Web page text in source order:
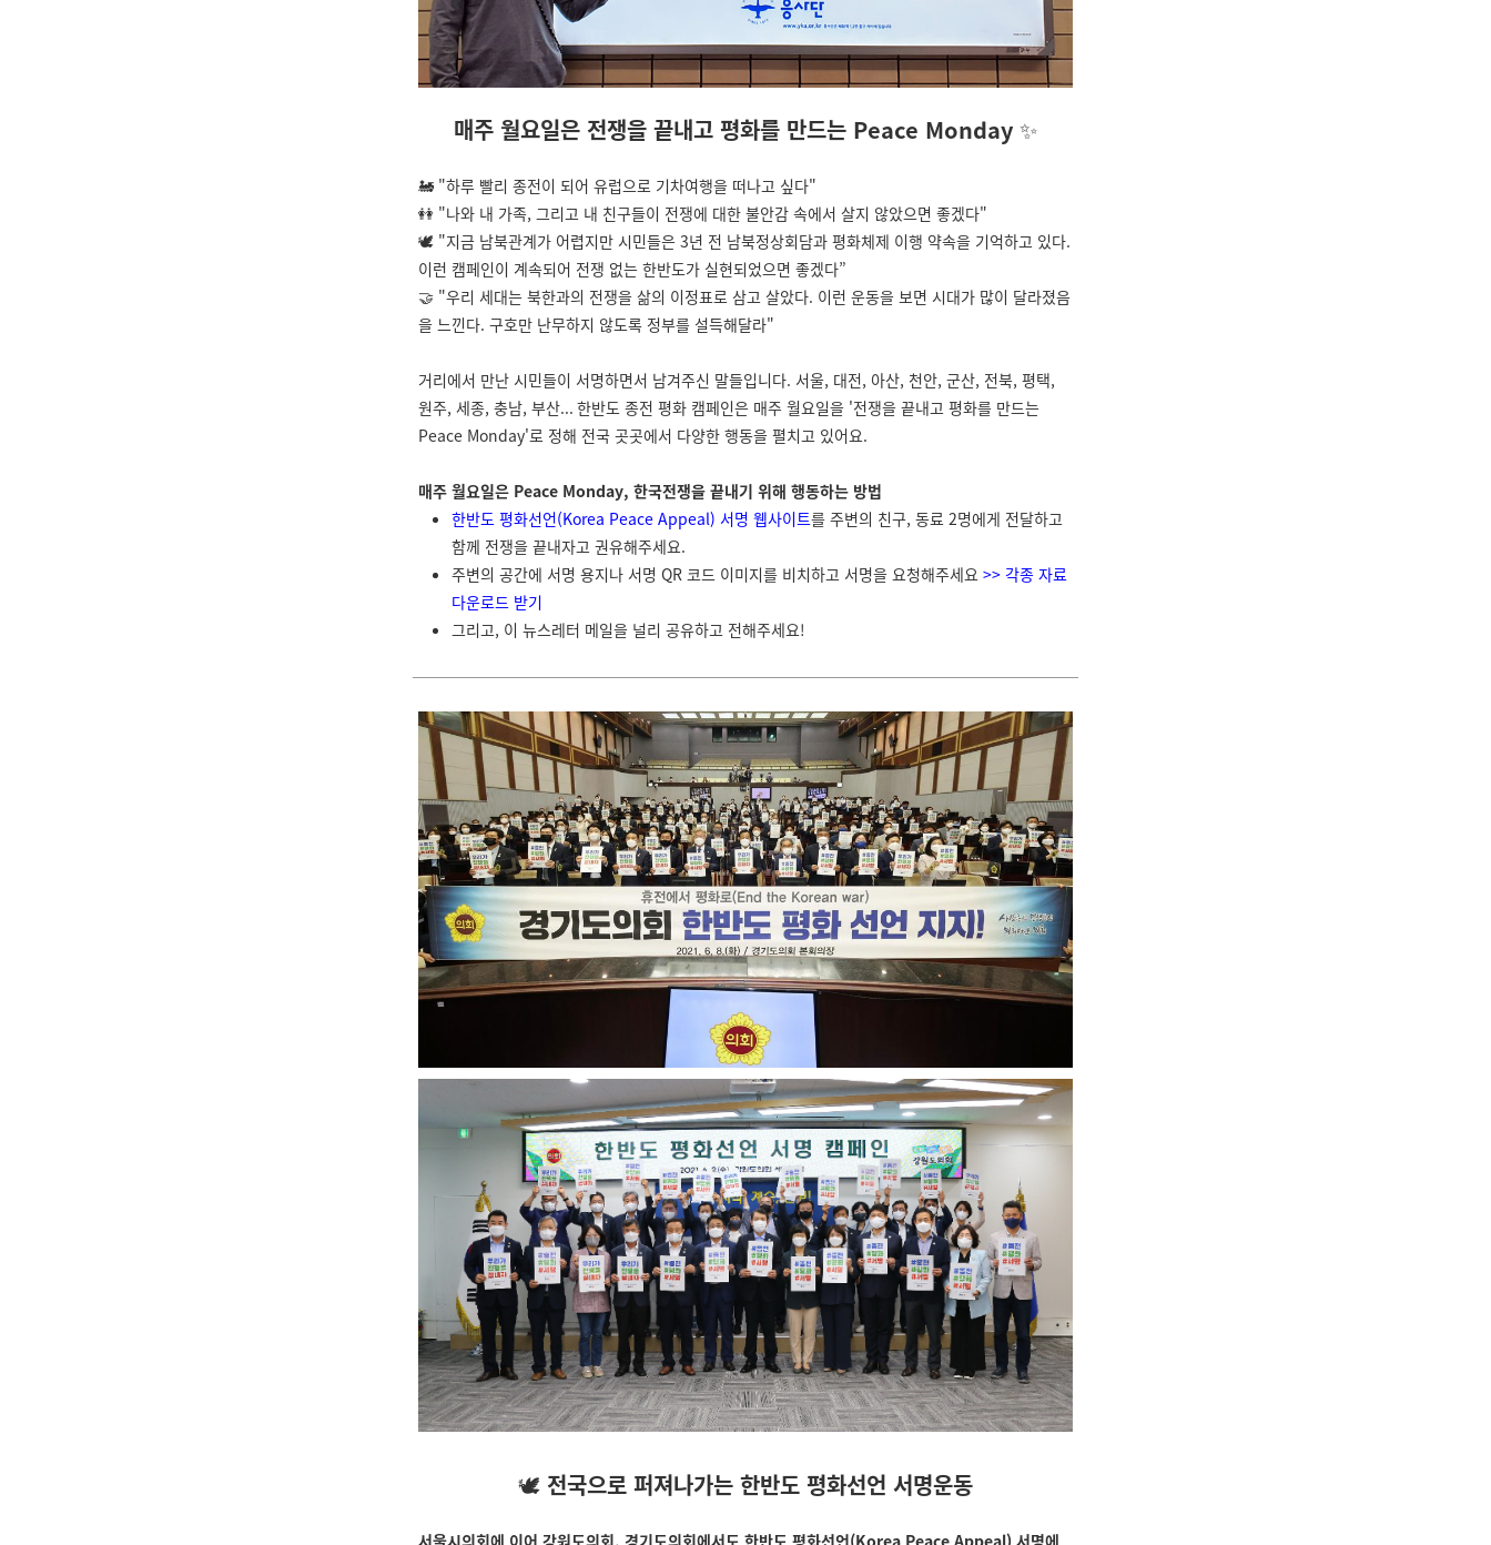
매주 월요일은 전쟁을 끝내고 평화를 만드는 Peace Monday ✨
🚂 "하루 빨리 종전이 되어 유럽으로 기차여행을 떠나고 싶다"
👭 "나와 내 가족, 그리고 내 친구들이 전쟁에 대한 불안감 속에서 살지 않았으면 좋겠다"
🕊 "지금 남북관계가 어렵지만 시민들은 3년 전 남북정상회담과 평화체제 이행 약속을 기억하고 있다.
이런 캠페인이 계속되어 전쟁 없는 한반도가 실현되었으면 좋겠다”
🤝 "우리 세대는 북한과의 전쟁을 삶의 이정표로 삼고 살았다. 이런 운동을 보면 시대가 많이 달라졌음
을 느낀다. 구호만 난무하지 않도록 정부를 설득해달라"
거리에서 만난 시민들이 서명하면서 남겨주신 말들입니다. 서울, 대전, 아산, 천안, 군산, 전북, 평택,
원주, 세종, 충남, 부산... 한반도 종전 평화 캠페인은 매주 월요일을 '전쟁을 끝내고 평화를 만드는
Peace Monday'로 정해 전국 곳곳에서 다양한 행동을 펼치고 있어요.
매주 월요일은 Peace Monday, 한국전쟁을 끝내기 위해 행동하는 방법
한반도 평화선언(Korea Peace Appeal) 서명 웹사이트를 주변의 친구, 동료 2명에게 전달하고
함께 전쟁을 끝내자고 권유해주세요.
주변의 공간에 서명 용지나 서명 QR 코드 이미지를 비치하고 서명을 요청해주세요 >> 각종 자료
다운로드 받기
그리고, 이 뉴스레터 메일을 널리 공유하고 전해주세요!
🕊 전국으로 퍼져나가는 한반도 평화선언 서명운동
서울시의회에 이어 강원도의회, 경기도의회에서도 한반도 평화선언(Korea Peace Appeal) 서명에